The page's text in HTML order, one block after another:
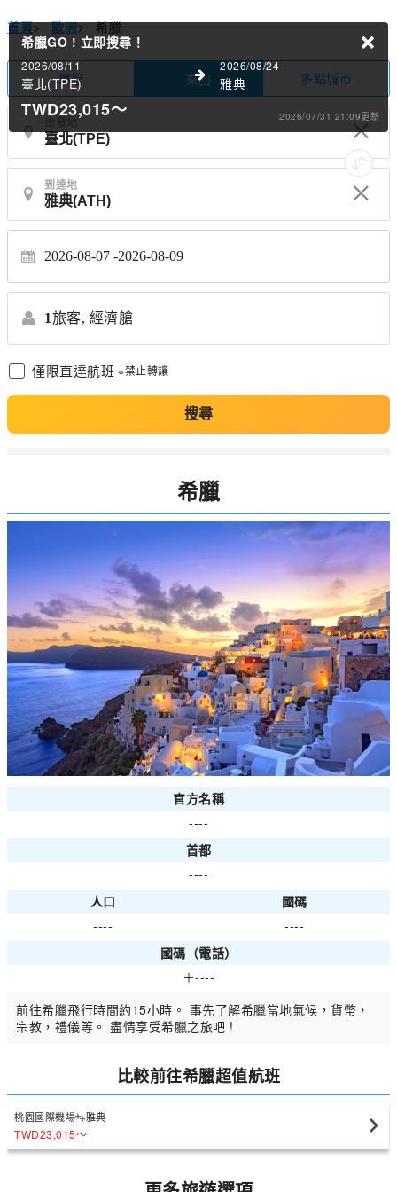
首頁> 歐洲> 希臘
單程 來回 多點城市
到達地
2026-08-07 2026-08-09
1旅客, 經濟艙
僅限直達航班 ※禁止轉讓
搜尋
希臘GO ! 立即搜尋！
2026/08/11
臺北(TPE)
2026/08/24
雅典
TWD23,015～ 2026/07/31 21:09更新
希臘
官方名稱
----
首都
----
人口
國碼
----
----
國碼（電話）
＋----
前往希臘飛行時間約15小時。 事先了解希臘當地氣候，貨幣，
宗教，禮儀等。 盡情享受希臘之旅吧 !
比較前往希臘超值航班
桃園國際機場 雅典
TWD23,015〜